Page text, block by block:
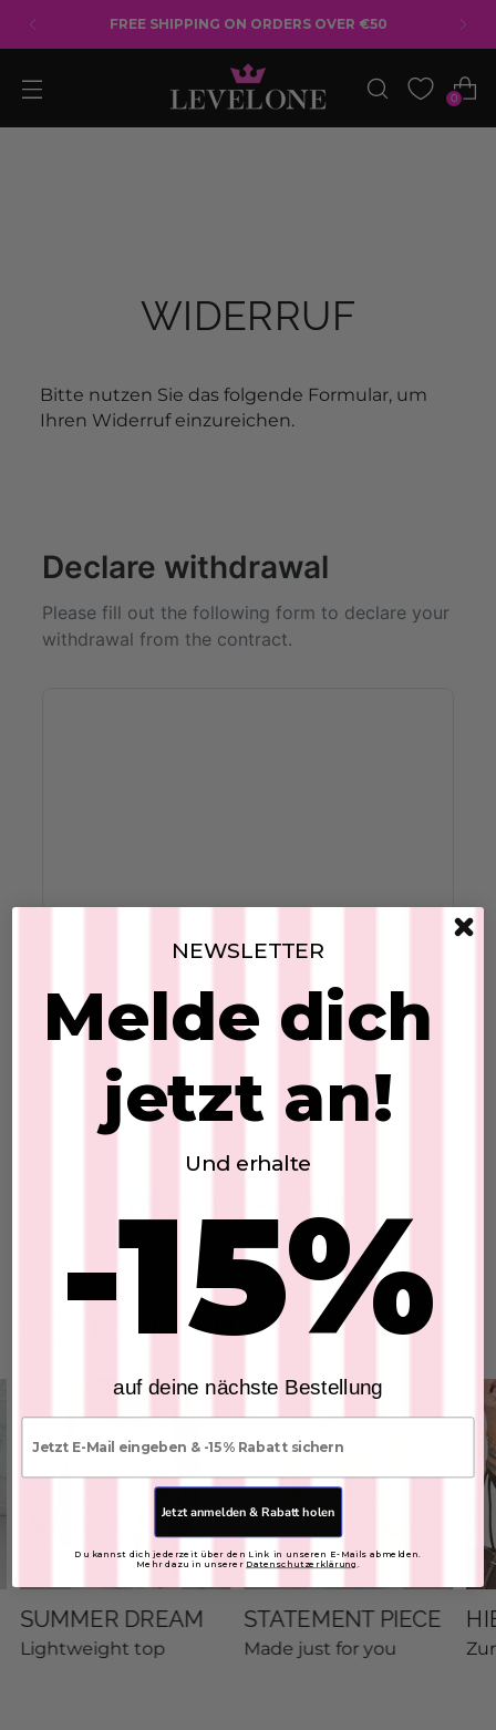
0
FREE SHIPPING ON ORDERS OVER €50
WIDERRUF
Bitte nutzen Sie das folgende Formular, um
Ihren Widerruf einzureichen.
Declare withdrawal
Please fill out the following form to declare your
withdrawal from the contract.
BESTSELLER
SUMMER DREAM
Lightweight top
STATEMENT PIECE
Made just for you
NEWSLETTER
Melde dich
jetzt an!
Und erhalte
-15%
auf deine nächste Bestellung
Jetzt anmelden & Rabatt holen
Du kannst dich jederzeit über den Link in unseren E-Mails abmelden.
Mehr dazu in unserer Datenschutzerklärung .